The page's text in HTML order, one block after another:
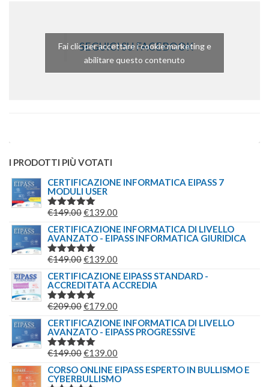
SEGUICI SU FACEBOOK
Fai clic per accettare i cookie marketing e
abilitare questo contenuto
I PRODOTTI PIÙ VOTATI
CERTIFICAZIONE INFORMATICA EIPASS 7
MODULI USER
VALUTATO
€149.00IL
PREZZO
ORIGINALE
ERA:
€139.00
PREZZO
ATTUALE
CERTIFICAZIONE INFORMATICA DI LIVELLO
AVANZATO - EIPASS INFORMATICA GIURIDICA
VALUTATO
€149.00IL
PREZZO
ORIGINALE
ERA:
€139.00
PREZZO
ATTUALE
CERTIFICAZIONE EIPASS STANDARD -
ACCREDITATA ACCREDIA
VALUTATO
€209.00IL
PREZZO
ORIGINALE
ERA:
€179.00
PREZZO
ATTUALE
CERTIFICAZIONE INFORMATICA DI LIVELLO
AVANZATO - EIPASS PROGRESSIVE
VALUTATO
€149.00IL
PREZZO
ORIGINALE
€139.00
PREZZO
ATTUALE
CORSO ONLINE EIPASS ESPERTO IN BULLISMO E
CYBERBULLISMO